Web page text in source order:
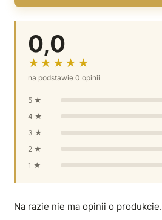
0,0
★★★★★
na podstawie 0 opinii
5 ★
4 ★
3 ★
2 ★
1 ★
Na razie nie ma opinii o produkcie.